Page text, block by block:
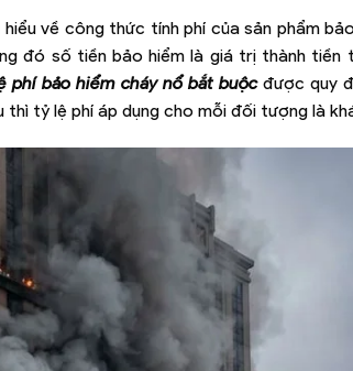
về công thức tính phí của sản phẩm
đó số tiền bảo hiểm là giá trị thành tiền
phí bảo hiểm cháy nổ bắt buộcđược quy
tỷ lệ phí áp dụng cho mỗi đối tượng là